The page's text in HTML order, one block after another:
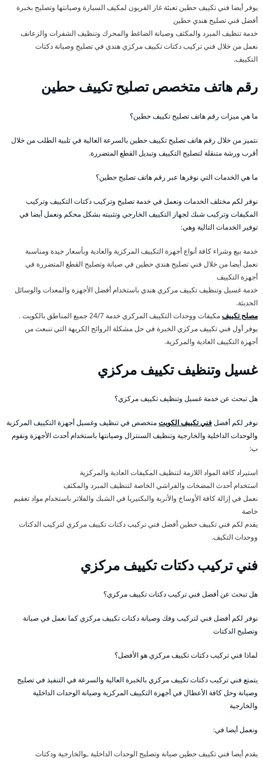
يوفر أيضا فني تكييف حطين تعبئة غاز الفريون لمكيف السيارة وصيانتها وتصليح بخبرة
أفضل فني تصليح هندي حطين
خدمة تنظيف المبرد والمكثف وصيانة الضاغط والمحرك وتنظيف الشفرات والزعانف
نعمل من خلال فني تركيب دكتات تكييف مركزي هندي في تصليح وصيانة دكتات
التكييف.
رقم هاتف متخصص تصليح تكييف حطين
ما هي ميزات رقم هاتف تصليح تكييف حطين؟
نتميز من خلال رقم هاتف تصليح تكييف حطين بالسرعة العالية في تلبية الطلب من خلال
أقرب ورشة متنقلة لتصليح التكييف وتبديل القطع المتضررة.
ما هي الخدمات التي نوفرها عبر رقم هاتف تصليح حطين؟
نوفر لكم مختلف الخدمات ونعمل في خدمة تصليح وتركيب دكتات التكييف وتركيب
المكيفات وتركيب شبك لجهاز التكييف الخارجي وتثبيته بشكل محكم ونعمل أيضا في
توفير الخدمات التالية وهي:
خدمة بيع وشراء كافة أنواع أجهزة التكييف المركزية والعادية وبأسعار جيدة ومناسبة
نعمل أيضا من خلال فني تصليح هندي حطين في صيانة وتصليح القطع المتضررة في
أجهزة التكييف
خدمة غسيل وتنظيف تكييف مركزي هندي باستخدام أفضل الأجهزة والمعدات والوسائل
الحديثة.
مصلح تكييفمكيفات ووحدات التكييف المركزي خدمة 24/7 جميع المناطق بالكويت .
يوفر أول فني تكييف مركزي الخبرة في حل مشكلة الروائح الكريهة التي تنبعث من
أجهزة التكييف العادية والمركزية.
غسيل وتنظيف تكييف مركزي
هل تبحث عن خدمة غسيل وتنظيف تكييف مركزي؟
نوفر لكم أفضلفني تكييف الكويتمتخصص في تنظيف وغسيل أجهزة التكييف المركزية
والوحدات الداخلية والخارجية وتنظيف السنترال وصيانتها باستخدام أحدث الأجهزة ونقوم
ب:
استيراد كافة المواد اللازمة لتنظيف المكيفات العادية والمركزية
استخدام أحدث المضخات والفراشي الخاصة لتنظيف المبرد والمكثف
نعمل في إزالة كافة الأوساخ والأتربة والبكتيريا في الشبك والفلاتر باستخدام مواد تعقيم
خاصة
يقدم لكم فني تكييف حطين أفضل فني تركيب دكتات تكييف مركزي لتركيب الدكتات
ووحدات التكيف.
فني تركيب دكتات تكييف مركزي
هل تبحث عن أفضل فني تركيب دكتات تكييف مركزي؟
نوفر لكم أفضل فني لتركيب وفك وصيانة دكتات تكييف مركزي كما نعمل في صيانة
وتصليح الدكتات
لماذا فني تركيب دكتات تكييف مركزي هو الأفضل؟
يتمتع فني تركيب دكتات تكييف مركزي بالخبرة العالية والسرعة في التنفيذ في تصليح
وصيانة وحل كافة الأعطال في أجهزة التكييف المركزية وصيانة الوحدات الداخلية
والخارجية
ونعمل أيضا في:
يقدم أيضا فني تكييف حطين صيانة وتصليح الوحدات الداخلية ـوالخارجية ودكتات